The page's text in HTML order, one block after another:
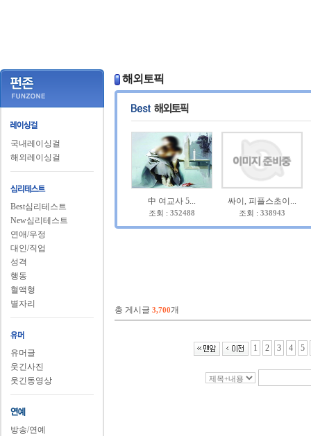
국내레이싱걸
해외레이싱걸
Best심리테스트
New심리테스트
연애/우정
대인/직업
성격
행동
혈액형
별자리
유머글
웃긴사진
웃긴동영상
방송/연예
해외토픽
中 여교사 5...
조회 : 352488
싸이, 피플스초이...
조회 : 338943
총 게시글 3,700개
1 2 3 4 5